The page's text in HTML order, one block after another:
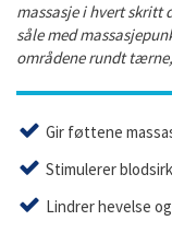
massasje i hvert skritt
såle med
områdene rundt
Gir føttene
Stimulerer
Lindrer hevelse